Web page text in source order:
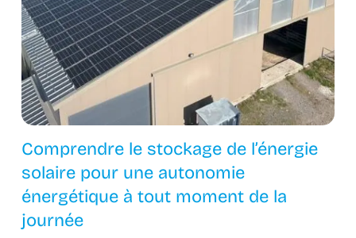
Comprendre le stockage de l’énergie
solaire pour une autonomie
énergétique à tout moment de la
journée